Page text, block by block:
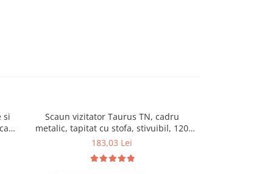
si
Scaun vizitator Taurus TN, cadru
metalic, tapitat cu stofa, stivuibil, 120
kg, negru
183,03 Lei